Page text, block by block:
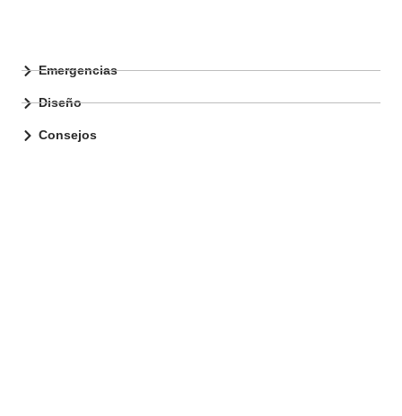
Emergencias
Diseño
Consejos